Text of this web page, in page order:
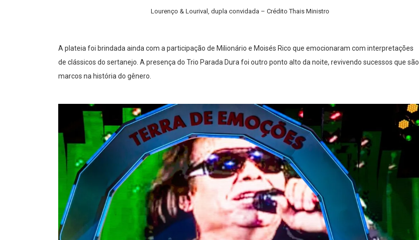
Lourenço & Lourival, dupla convidada – Crédito Thais Ministro
A plateia foi brindada ainda com a participação de Milionário e Moisés Rico que emocionaram com interpretações
de clássicos do sertanejo. A presença do Trio Parada Dura foi outro ponto alto da noite, revivendo sucessos que são
marcos na história do gênero.